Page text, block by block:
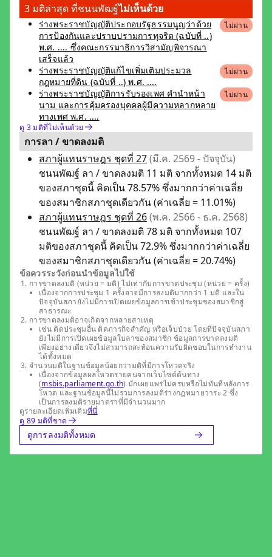
3 มติล่าสุด ที่ชนนพัฒฐ์ไม่เห็นด้วย
ร่างพระราชบัญญัติประกอบรัฐธรรมนูญว่าด้วย
การป้องกันและปราบปรามการทุจริต (ฉบับที่ ..)
พ.ศ. .... ซึ่งคณะกรรมาธิการวิสามัญพิจารณา
เสร็จแล้ว
ไม่ผ่าน
ร่างพระราชบัญญัติแก้ไขเพิ่มเติมประมวล
กฎหมายที่ดิน (ฉบับที่ ..) พ.ศ. ....
ไม่ผ่าน
ร่างพระราชบัญญัติการรับรองเพศ คำนำหน้า
นาม และการคุ้มครองบุคคลผู้มีความหลากหลาย
ทางเพศ พ.ศ. ....
ไม่ผ่าน
ดู 3 มติที่ไม่เห็นด้วย
การลา / ขาดลงมติ
สภาผู้แทนราษฎร ชุดที่ 27(มี.ค. 2569 - ปัจจุบัน)
ชนนพัฒฐ์ ลา / ขาดลงมติ 11 มติ จากทั้งหมด 14 มติ
ของสภาชุดนี้ คิดเป็น 78.57% ซึ่งมากกว่าค่าเฉลี่ย
ของสมาชิกสภาชุดเดียวกัน (ค่าเฉลี่ย = 11.01%)
สภาผู้แทนราษฎร ชุดที่ 26(พ.ค. 2566 - ธ.ค. 2568)
ชนนพัฒฐ์ ลา / ขาดลงมติ 78 มติ จากทั้งหมด 107
มติของสภาชุดนี้ คิดเป็น 72.9% ซึ่งมากกว่าค่าเฉลี่ย
ของสมาชิกสภาชุดเดียวกัน (ค่าเฉลี่ย = 20.74%)
ข้อควรระวังก่อนนำข้อมูลไปใช้
การขาดลงมติ (หน่วย = มติ) ไม่เท่ากับการขาดประชุม (หน่วย = ครั้ง)
เนื่องจากการประชุม 1 ครั้งอาจมีการลงมติมากกว่า 1 มติ และใน
ปัจจุบันสภายังไม่มีการเปิดเผยข้อมูลการเข้าประชุมของสมาชิกสู่
สาธารณะ
การขาดลงมติอาจเกิดจากหลายสาเหตุ
เช่น ติดประชุมอื่น ติดภารกิจสำคัญ หรือเจ็บป่วย โดยที่ปัจจุบันสภา
ยังไม่มีการเปิดเผยข้อมูลใบลาของสมาชิก ข้อมูลการขาดลงมติ
เพียงอย่างเดียวจึงไม่สามารถสะท้อนความรับผิดชอบในการทำงาน
ได้ทั้งหมด
จำนวนมติในฐานข้อมูลน้อยกว่ามติที่มีการโหวตจริง
เนื่องจากข้อมูลผลโหวตรายคนจากเว็บไซต์ต้นทาง
(msbis.parliament.go.th) มักเผยแพร่ไม่ครบหรือไม่ทันทีหลังการ
โหวต และฐานข้อมูลนี้ไม่รวมการลงมติร่างกฎหมายวาระ 2 ซึ่ง
เป็นการลงมติรายมาตราที่มีจำนวนมาก
ดูรายละเอียดเพิ่มเติมที่นี่
ดู 89 มติที่ขาด
ดูการลงมติทั้งหมด